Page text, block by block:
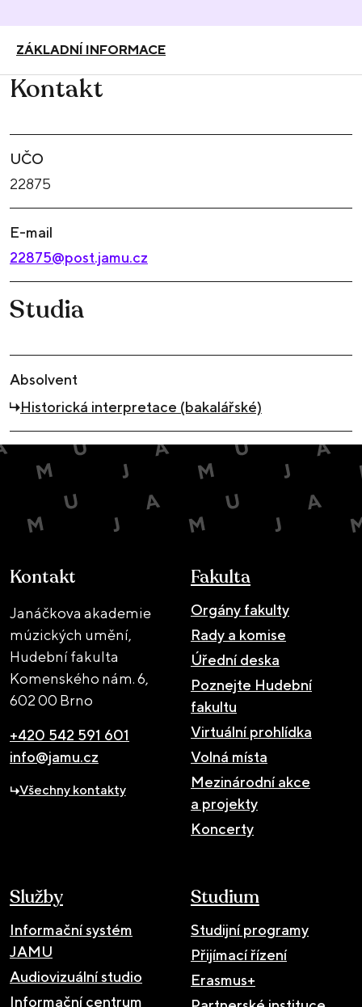
ZÁKLADNÍ INFORMACE
Kontakt
UČO
22875
E-mail
22875@post.jamu.cz
Studia
Absolvent
Historická interpretace (bakalářské)
Kontakt
Janáčkova akademie
múzických umění,
Hudební fakulta
Komenského nám. 6,
602 00 Brno
+420 542 591 601
info@jamu.cz
Všechny kontakty
Fakulta
Orgány fakulty
Rady a komise
Úřední deska
Poznejte Hudební
fakultu
Virtuální prohlídka
Volná místa
Mezinárodní akce
a projekty
Koncerty
Služby
Informační systém
JAMU
Audiovizuální studio
Informační centrum
Studium
Studijní programy
Přijímací řízení
Erasmus+